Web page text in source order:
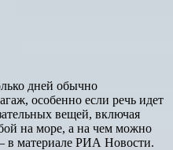
дней обычно
особенно если речь идет
вещей, включая
на море, а на чем можно
в материале РИА Новости.